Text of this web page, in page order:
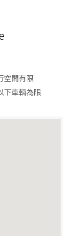
空間有限
下車輛為限